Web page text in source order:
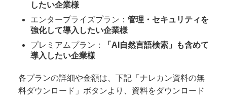
したい企業様
エンタープライズプラン： 管理・セキュリティを
強化して導入したい企業様
プレミアムプラン：
「AI自然言語検索」も含めて
導入したい企業様
各プランの詳細や金額は、下記「ナレカン資料の無
料ダウンロード」ボタンより、資料をダウンロード